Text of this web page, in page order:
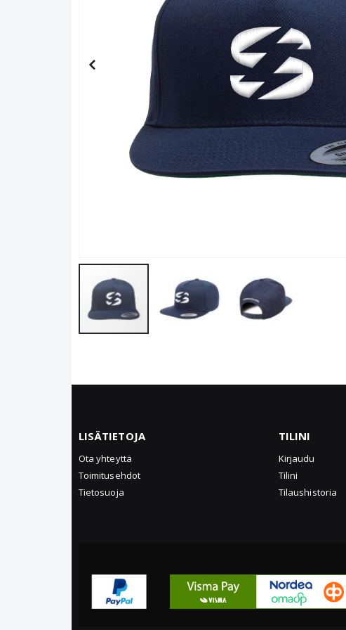
images
gallery
LISÄTIETOJA
Ota yhteyttä
Toimitusehdot
Tietosuoja
TILINI
Kirjaudu
Tilini
Tilaushistoria